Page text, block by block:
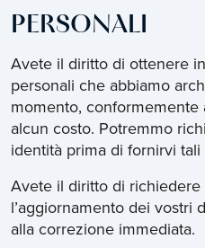
PERSONALI
Avete il diritto di ottenere
personali che abbiamo
momento,
alcun costo. Potremmo
identità prima di fornirvi tali
Avete il diritto di
l’aggiornamento dei vostri
alla correzione immediata.